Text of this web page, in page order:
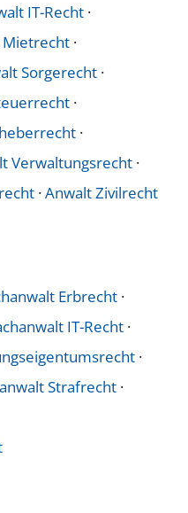
IT-Recht ·
·
Sorgerecht ·
·
·
Verwaltungsrecht ·
·Anwalt Zivilrecht
Erbrecht ·
IT-Recht ·
·
Strafrecht ·